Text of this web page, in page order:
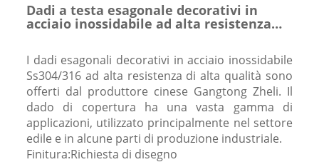
Dadi a testa esagonale decorativi in ​​
acciaio inossidabile ad alta resistenza
I dadi esagonali decorativi in ​​acciaio inossidabile
Ss304/316 ad alta resistenza di alta qualità sono
offerti dal produttore cinese Gangtong Zheli. Il
dado di copertura ha una vasta gamma di
applicazioni, utilizzato principalmente nel settore
edile e in alcune parti di produzione industriale.
Finitura:Richiesta di disegno